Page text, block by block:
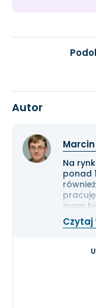
Autor
Na
ponad
mam
Czytaj